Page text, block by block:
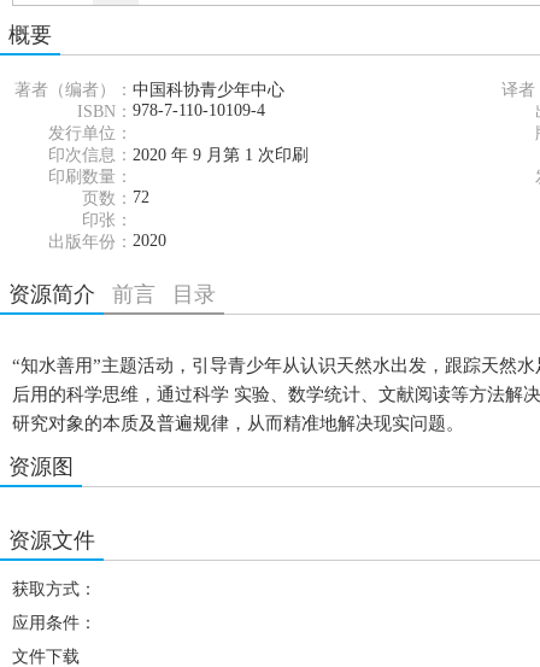
概要
著者（编者）： 中国科协青少年中心
译者
ISBN： 978-7-110-10109-4
发行单位：
印次信息： 2020 年 9 月第 1 次印刷
印刷数量：
页数： 72
印张：
出版年份： 2020
资源简介 前言 目录
“知水善用”主题活动，引导青少年从认识天然水出发，跟踪天然
后用的科学思维，通过科学 实验、数学统计、文献阅读等方法解
研究对象的本质及普遍规律，从而精准地解决现实问题。
资源图
资源文件
获取方式：
应用条件：
文件下载